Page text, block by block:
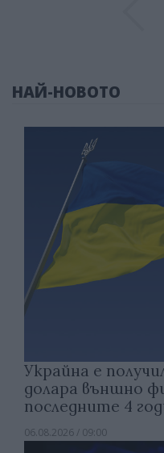
НАЙ-НОВОТО
Украйна е
долара външно
последните 4
06.08.2026 / 09:00